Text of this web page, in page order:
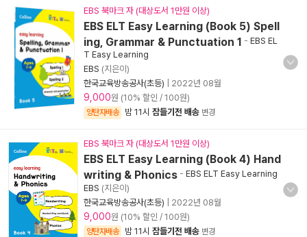
EBS 북마크 자 (대상도서 1만원 이상)
EBS ELT Easy Learning (Book 5) Spell
ing, Grammar & Punctuation 1 - EBS EL
T Easy Learning
EBS (지은이)
한국교육방송공사(초등)
2022년 08월
9,000원 (10% 할인 / 100원)
양탄자배송 밤 11시 잠들기전 배송 변경
EBS 북마크 자 (대상도서 1만원 이상)
EBS ELT Easy Learning (Book 4) Hand
writing & Phonics - EBS ELT Easy Learning
EBS (지은이)
한국교육방송공사(초등)
2022년 08월
9,000원 (10% 할인 / 100원)
양탄자배송 밤 11시 잠들기전 배송 변경